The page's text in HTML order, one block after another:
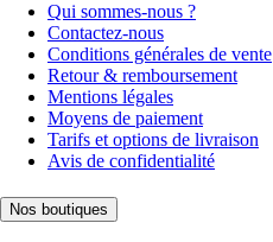
Qui sommes-nous ?
Contactez-nous
Conditions générales de vente
Retour & remboursement
Mentions légales
Moyens de paiement
Tarifs et options de livraison
Avis de confidentialité
Nos boutiques